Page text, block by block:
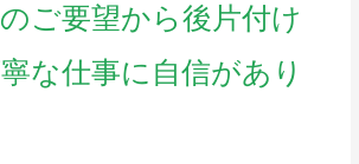
ご要望から後片付け
な仕事に自信があり